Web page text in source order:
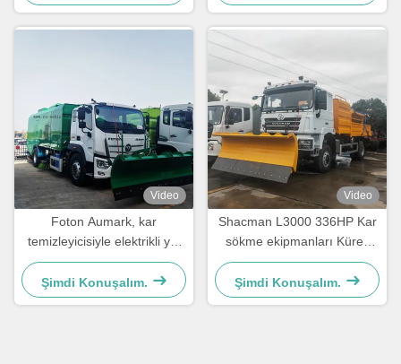
Video
Foton Aumark, kar
temizleyicisiyle elektrikli yol
süpürge kamyonu
Şimdi Konuşalım.
Video
Shacman L3000 336HP Kar
sökme ekipmanları Kürek
Araba Kar süpürge Kamyon
Şimdi Konuşalım.